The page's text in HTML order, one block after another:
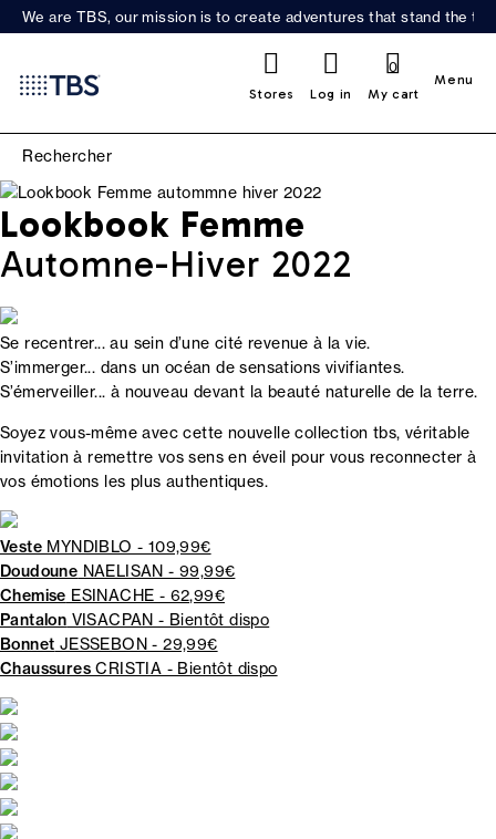
We are TBS, our mission is to create adventures that stand the
Stores Log in My cart
0
Menu
Lookbook Femme
Automne-Hiver 2022
Se recentrer... au sein d’une cité revenue à la vie.
S’immerger... dans un océan de sensations vivifiantes.
S’émerveiller... à nouveau devant la beauté naturelle de la terre.
Soyez vous-même avec cette nouvelle collection tbs, véritable
invitation à remettre vos sens en éveil pour vous reconnecter à
vos émotions les plus authentiques.
Veste MYNDIBLO - 109,99€
Doudoune NAELISAN - 99,99€
Chemise ESINACHE - 62,99€
Pantalon VISACPAN - Bientôt dispo
Bonnet JESSEBON - 29,99€
Chaussures CRISTIA - Bientôt dispo